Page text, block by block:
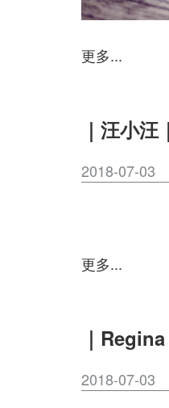
更多...
｜汪小
2018-07-03
更多...
｜
2018-07-03